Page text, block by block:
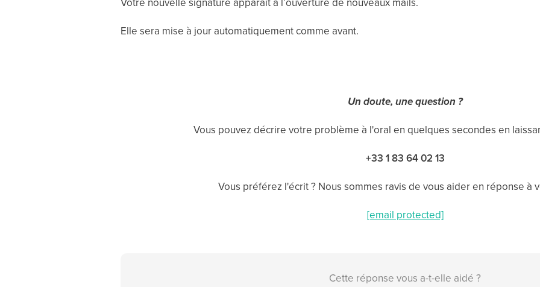
Elle sera mise à jour automatiquement comme avant.
Un doute, une question ?
Vous pouvez décrire votre problème à l'oral en quelques secondes en
+33 1 83 64 02 13
Vous préférez l'écrit ? Nous sommes ravis de vous aider en réponse à
[email protected]
Cette réponse vous a-t-elle aidé ?